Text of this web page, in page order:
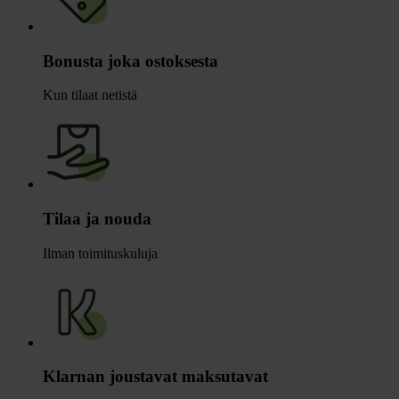
Bonusta joka ostoksesta
Kun tilaat netistä
Tilaa ja nouda
Ilman toimituskuluja
Klarnan joustavat maksutavat